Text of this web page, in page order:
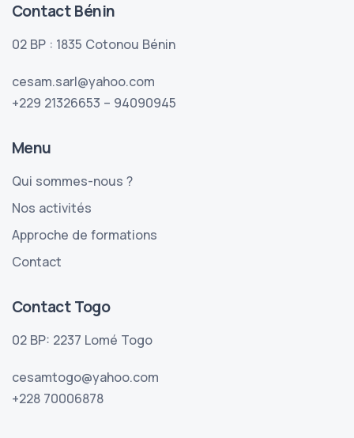
Contact Bénin
02 BP : 1835 Cotonou Bénin
cesam.sarl@yahoo.com
+229 21326653 – 94090945
Menu
Qui sommes-nous ?
Nos activités
Approche de formations
Contact
Contact Togo
02 BP: 2237 Lomé Togo
cesamtogo@yahoo.com
+228 70006878